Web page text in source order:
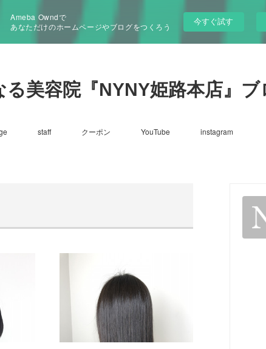
Ameba Owndで
あなただけのホームページやブログをつくろう
今すぐ試す
る美容院『NYNY姫路本店』ブ
staff クーポン YouTube instagram